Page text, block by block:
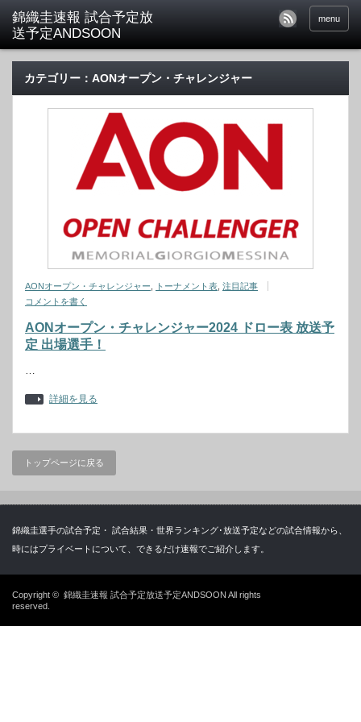
menu
カテゴリー：AONオープン・チャレンジャー
AONオープン・チャレンジャー トーナメント表 注目記事
コメントを書く
AONオープン・チャレンジャー2024 ドロー表 放送予
定 出場選手！
…
詳細を見る
トップページに戻る
錦織圭選手の試合予定・ 試合結果・世界ランキング･放送予定などの試合情報から、
時にはプライベートについて、できるだけ速報でご紹介します。
Copyright © 錦織圭速報 試合予定放送予定ANDSOON All rights
reserved.